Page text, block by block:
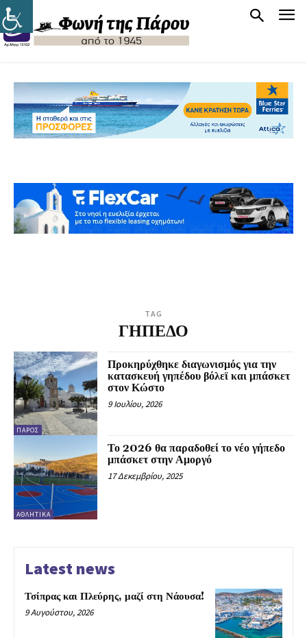
TAG
ΓΗΠΕΔΟ
ΠΆΡΟΣ
Προκηρύχθηκε διαγωνισμός για την
κατασκευή γηπέδου βόλεϊ και μπάσκετ
στον Κώστο
9 Ιουλίου, 2026
ΑΘΛΗΤΙΚΆ
Το 2026 θα παραδοθεί το νέο γήπεδο
μπάσκετ στην Αμοργό
17 Δεκεμβρίου, 2025
Latest news
Τσίπρας και Πλεύρης, μαζί στη Νάουσα!
9 Αυγούστου, 2026